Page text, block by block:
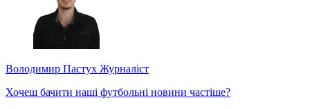
Володимир Пастух Журналіст
Хочеш бачити наші футбольні новини частіше?